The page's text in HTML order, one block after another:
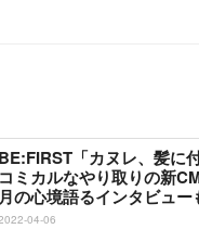
BE:FIRST「カヌレ、髪に
コミカルなやり取りの新
月の心境語るインタビュー
04-06